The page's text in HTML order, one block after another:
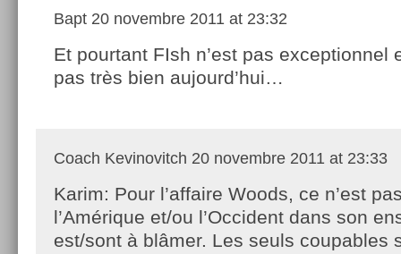
Bapt 20 novembre 2011 at 23:32
Et pourtant FIsh n’est pas exceptionnel
pas très bien aujourd’hui…
Coach Kevinovitch 20 novembre 2011 at 23:33
Karim: Pour l’affaire Woods, ce n’est
l’Amérique et/ou l’Occident dans son
est/sont à blâmer. Les seuls coupables